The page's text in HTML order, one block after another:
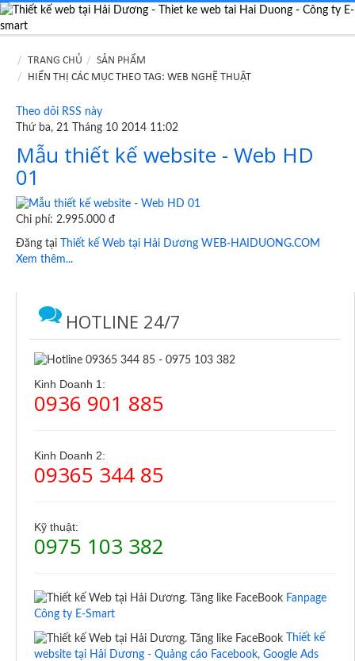
TRANG CHỦ
SẢN PHẨM
HIỂN THỊ CÁC MỤC THEO TAG: WEB NGHỆ THUẬT
Theo dõi RSS này
Thứ ba, 21 Tháng 10 2014 11:02
Mẫu thiết kế website - Web HD
01
Chi phí: 2.995.000 đ
Đăng tại
Thiết kế Web tại Hải Dương WEB-HAIDUONG.COM
Xem thêm...
HOTLINE 24/7
Kinh Doanh 1:
0936 901 885
Kinh Doanh 2:
09365 344 85
Kỹ thuật:
0975 103 382
Fanpage
Công ty E-Smart
Thiết kế
website tại Hải Dương - Quảng cáo Facebook, Google Ads